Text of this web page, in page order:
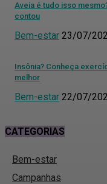
Aveia é tudo isso
contou
Bem-estar 23/07/
Insônia? Conheça
melhor
Bem-estar 22/07/
CATEGORIAS
Bem-estar
Campanhas